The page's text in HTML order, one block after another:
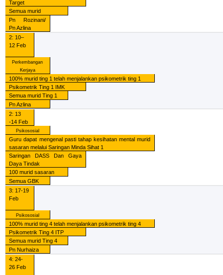
Target
Semua murid
Pn Rozinani/
Pn Azlina
2: 10–
12 Feb
Perkembangan
Kerjaya
100% murid ting 1 telah menjalankan psikometrik ting 1
Psikometrik Ting 1 IMK
Semua murid Ting 1
Pn Azlina
2: 13
-14 Feb
Psikososial
Guru dapat mengenal pasti tahap kesihatan mental murid
sasaran melalui Saringan Minda Sihat 1
Saringan DASS Dan Gaya
Daya Tindak
100 murid sasaran
Semua GBK
3: 17-19
Feb
Psikososial
100% murid ting 4 telah menjalankan psikometrik ting 4
Psikometrik Ting 4 ITP
Semua murid Ting 4
Pn Nurhaiza
4: 24-
26 Feb